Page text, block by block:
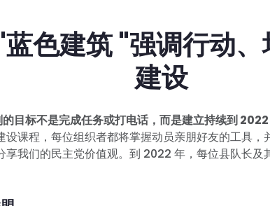
色建筑 "强调行动
建设
目标不是完成任务或打电话，而是建立持续到 2022
设课程，每位组织者都将掌握动员亲朋好友的工具，
享我们的民主党价值观。到 2022 年，每位县队长及